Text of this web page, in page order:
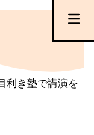
利き塾で講演を